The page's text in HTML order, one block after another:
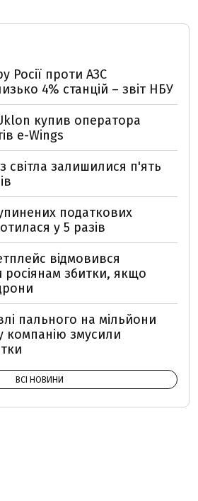
Росії проти АЗС
4% станцій – звіт НБУ
купив оператора
e-Wings
світла залишилися п'ять
податкових
у 5 разів
відмовився
росіянам збитки, якщо
пального на мільйони
компанію змусили
ВСІ НОВИНИ